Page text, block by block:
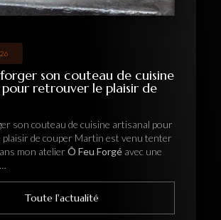
son couteau de cuisine
retrouver le plaisir de
son couteau de cuisine artisanal pour
de couper Martin est venu tenter
mon atelierÔ Feu Forgé avec une
Toute l'actualité